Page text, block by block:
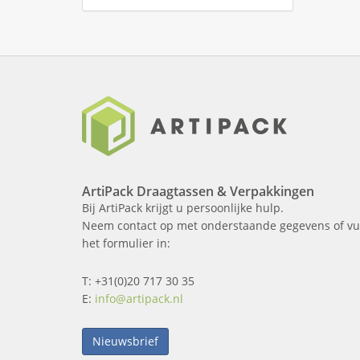
ArtiPack Draagtassen & Verpakkingen
Bij ArtiPack krijgt u persoonlijke hulp.
Neem contact op met onderstaande gegevens of
het formulier in:
T: +31(0)20 717 30 35
E: info@artipack.nl
Nieuwsbrief